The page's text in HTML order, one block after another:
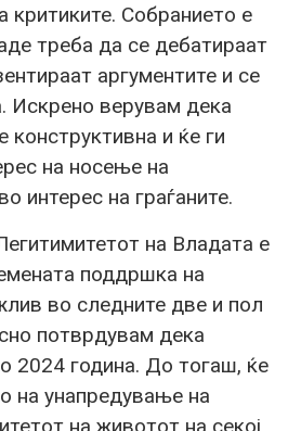
критиките. Собранието е
треба да се дебатираат
аргументите и се
Искрено верувам дека
конструктивна и ќе ги
на носење на
интерес на граѓаните.
на Владата е
поддршка на
во следните две и пол
потврдувам дека
2024 година. До тогаш, ќе
на унапредување на
на животот на секој